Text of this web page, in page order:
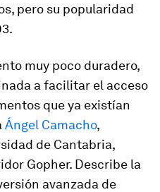
pero su popularidad
muy poco duradero,
a facilitar el acceso
que ya existían
Ángel Camacho,
de Cantabria,
Gopher. Describe la
avanzada de